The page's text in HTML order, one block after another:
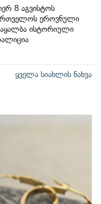
8 აგვისტოს
ეროვნული
ისტორიული
ყველა სიახლის ნახვა